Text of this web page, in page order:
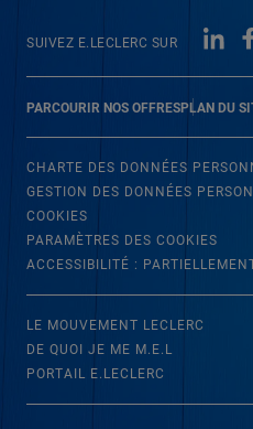
PARCOURIR NOS OFFRESPLAN DU
SUIVEZ E.LECLERC SUR
CHARTE DES DONNÉES
GESTION DES DONNÉES
COOKIES
PARAMÈTRES DES COOKIES
ACCESSIBILITÉ :
LE MOUVEMENT LECLERC
DE QUOI JE ME M.E.L
PORTAIL E.LECLERC